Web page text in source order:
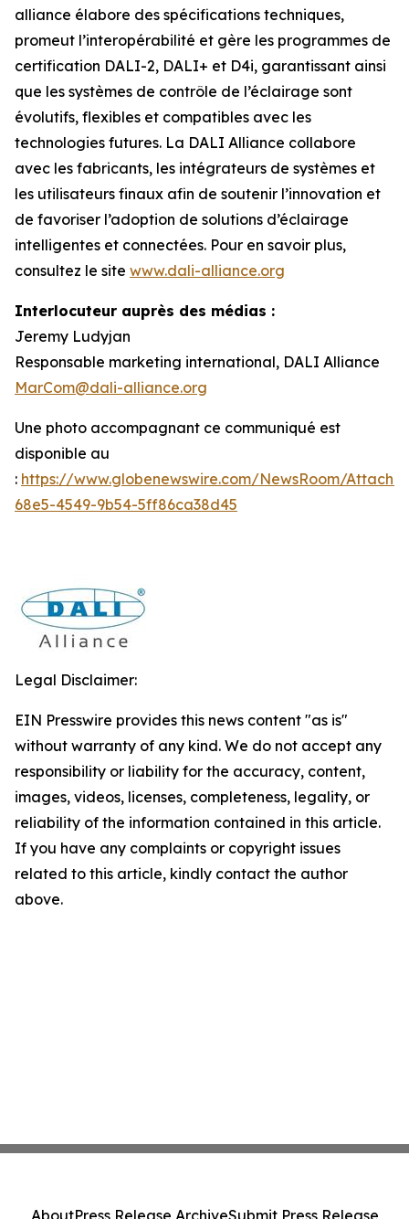
alliance élabore des spécifications techniques,
promeut l’interopérabilité et gère les programmes de
certification DALI-2, DALI+ et D4i, garantissant ainsi
que les systèmes de contrôle de l’éclairage sont
évolutifs, flexibles et compatibles avec les
technologies futures. La DALI Alliance collabore
avec les fabricants, les intégrateurs de systèmes et
les utilisateurs finaux afin de soutenir l’innovation et
de favoriser l’adoption de solutions d’éclairage
intelligentes et connectées. Pour en savoir plus,
consultez le site www.dali-alliance.org
Interlocuteur auprès des médias :
Jeremy Ludyjan
Responsable marketing international, DALI Alliance
MarCom@dali-alliance.org
Une photo accompagnant ce communiqué est
disponible au
: https://www.globenewswire.com/NewsRoom/
68e5-4549-9b54-5ff86ca38d45
Legal Disclaimer:
EIN Presswire provides this news content "as is"
without warranty of any kind. We do not accept any
responsibility or liability for the accuracy, content,
images, videos, licenses, completeness, legality, or
reliability of the information contained in this article.
If you have any complaints or copyright issues
related to this article, kindly contact the author
above.
AboutPress Release ArchiveSubmit Press Release